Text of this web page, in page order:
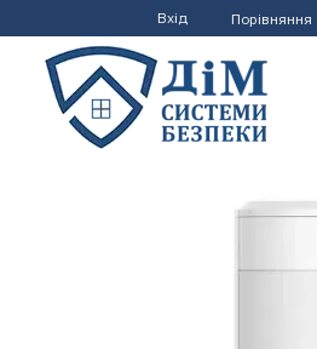
Перейти до основного контенту
Вхід Порівняння